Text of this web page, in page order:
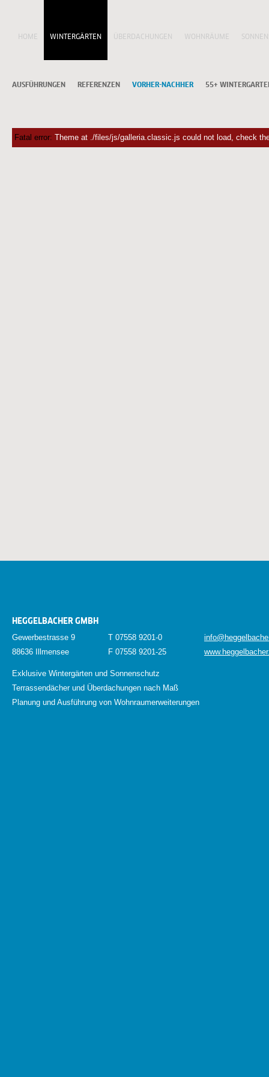
HOME WINTERGÄRTEN ÜBERDACHUNGEN WOHNRÄUME
AUSFÜHRUNGEN REFERENZEN VORHER-NACHHER 55+
Fatal error: Theme at ./files/js/galleria.classic.js could not load, check
HEGGELBACHER GMBH
Gewerbestrasse 9
88636 Illmensee
T 07558 9201-0
F 07558 9201-25
Exklusive Wintergärten und Sonnenschutz
Terrassendächer und Überdachungen nach Maß
Planung und Ausführung von Wohnraumerweiterungen